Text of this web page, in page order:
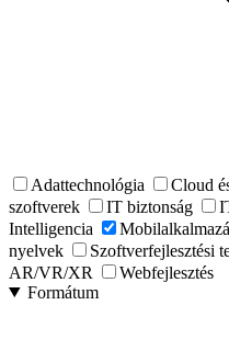
Adattechnológia Cloud
szoftverek
IT biztonság
Intelligencia
nyelvek
Szoftverfejlesztési
AR/VR/XR
Webfejlesztés
Formátum